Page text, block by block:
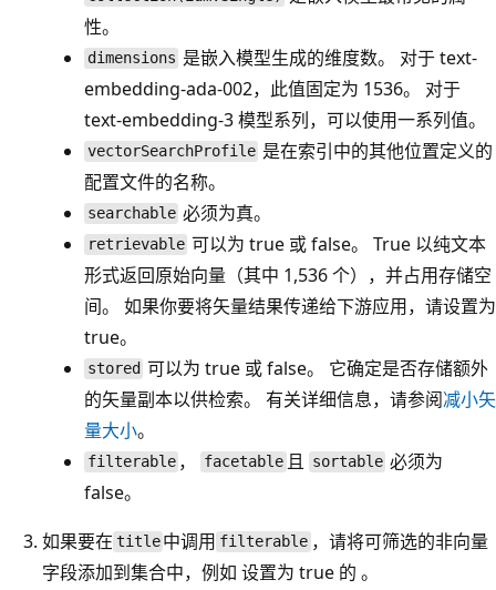
性。
dimensions 是嵌入模型生成的维度数。 对于 text-
embedding-ada-002，此值固定为 1536。 对于
text-embedding-3 模型系列，可以使用一系列值。
vectorSearchProfile 是在索引中的其他位置定义的
配置文件的名称。
searchable 必须为真。
retrievable 可以为 true 或 false。 True 以纯文本
形式返回原始向量（其中 1,536 个），并占用存储空
间。 如果你要将矢量结果传递给下游应用，请设置为
true。
stored 可以为 true 或 false。 它确定是否存储额外
的矢量副本以供检索。 有关详细信息，请参阅减小矢
量大小。
filterable ， facetable 且 sortable 必须为
false。
如果要在 title 中调用 filterable ，请将可筛选的非向量
字段添加到集合中，例如 设置为 true 的 。